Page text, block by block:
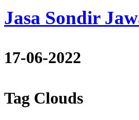
Jasa Sondir
17-06-2022
Tag Clouds